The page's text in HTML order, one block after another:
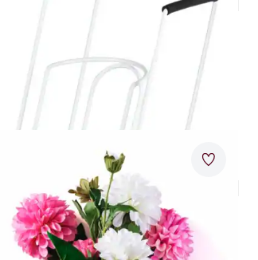
selbständig anziehen
und einfach
18 von 24.
Dahlien
5,0 (1)
echt
Qualität